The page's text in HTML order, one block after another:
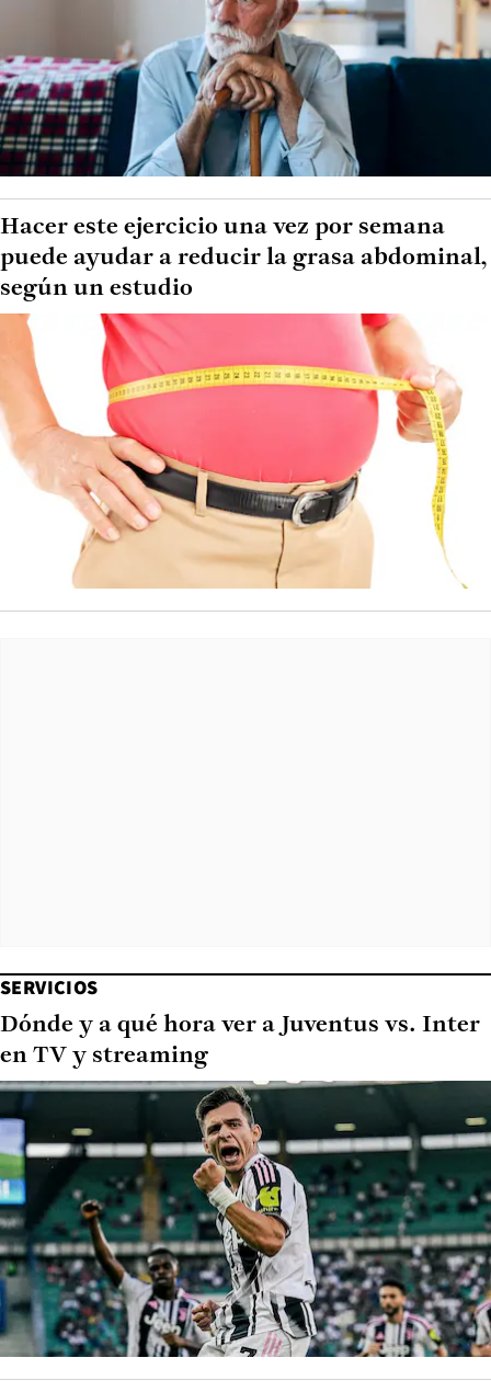
Hacer este ejercicio una vez por semana
puede ayudar a reducir la grasa abdominal,
según un estudio
SERVICIOS
Dónde y a qué hora ver a Juventus vs. Inter
en TV y streaming